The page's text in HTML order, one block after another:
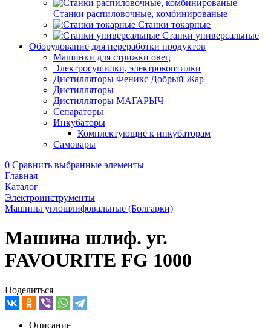
Станки распиловочные, комбинированые
Станки токарные
Станки универсальные
Оборудование для переработки продуктов
Машинки для стрижки овец
Электросушилки, электрокоптилки
Дистилляторы Феникс Добрый Жар
Дистилляторы
Дистилляторы МАГАРЫЧ
Сепараторы
Инкубаторы
Комплектующие к инкубаторам
Самовары
0 Сравнить выбранные элементы
Главная
Каталог
Электроинструменты
Машины углошлифовальные (Болгарки)
Машина шлиф. уг.
FAVOURITE FG 1000
Поделиться
Описание